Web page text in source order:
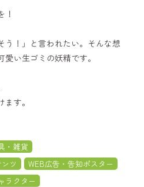
！
う！」と言われたい。そんな想
い生ゴミの妖精です。
す。
・雑貨
ツ
WEB広告・告知ポスター
ラクター